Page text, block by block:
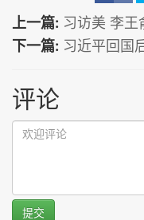
上一篇: 习访美 李
下一篇: 习近平回国
评论
提交